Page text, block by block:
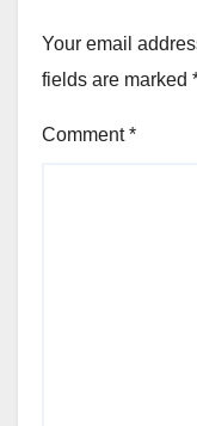
Your email
fields are marked
Comment*